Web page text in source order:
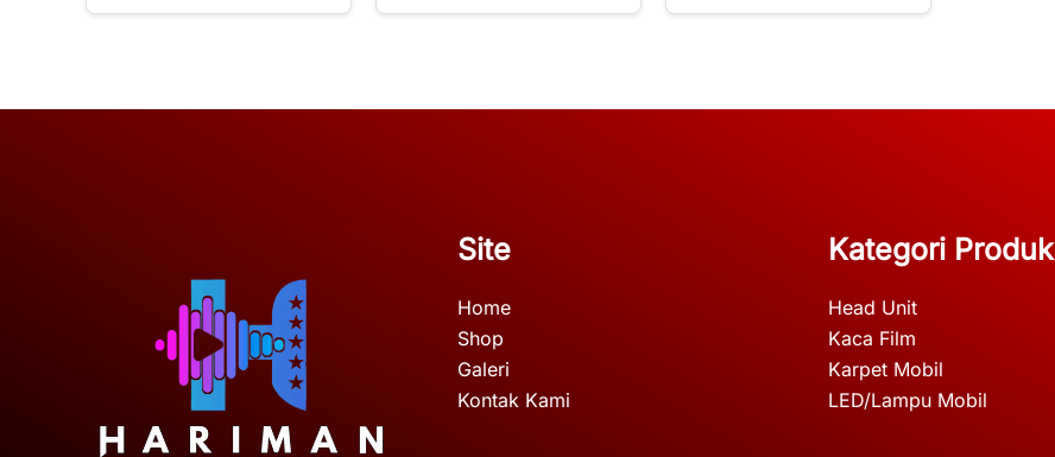
Site
Home
Shop
Galeri
Kontak Kami
Kategori Produk
Head Unit
Kaca Film
Karpet Mobil
LED/Lampu Mobil